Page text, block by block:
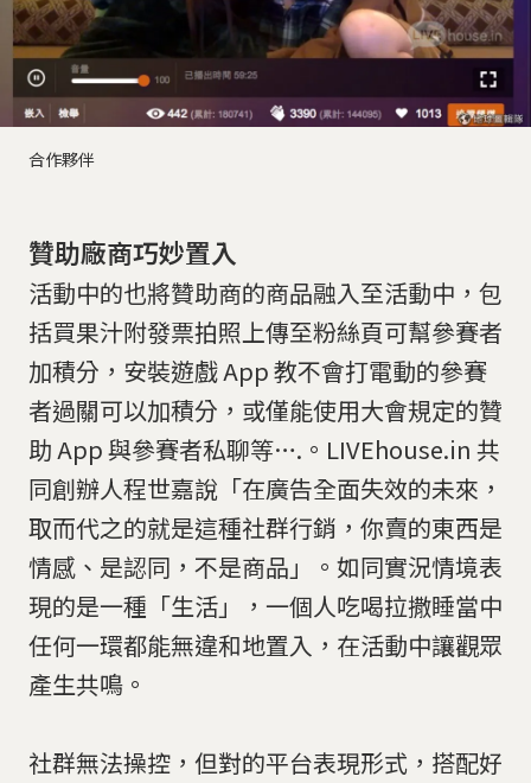
合作夥伴
贊助廠商巧妙置入
活動中的也將贊助商的商品融入至活動中，包
括買果汁附發票拍照上傳至粉絲頁可幫參賽者
加積分，安裝遊戲 App 教不會打電動的參賽
者過關可以加積分，或僅能使用大會規定的贊
助 App 與參賽者私聊等….。LIVEhouse.in 共
同創辦人程世嘉說「在廣告全面失效的未來，
取而代之的就是這種社群行銷，你賣的東西是
情感、是認同，不是商品」。如同實況情境表
現的是一種「生活」，一個人吃喝拉撒睡當中
任何一環都能無違和地置入，在活動中讓觀眾
產生共鳴。
社群無法操控，但對的平台表現形式，搭配好